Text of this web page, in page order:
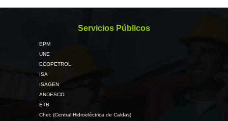
Servicios Públicos
EPM
UNE
ECOPETROL
ISA
ISAGEN
ANDESCO
ETB
Chec (Central Hidroeléctrica de Caldas)